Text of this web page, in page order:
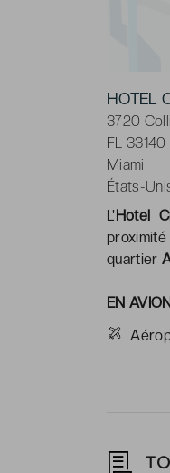
HOTEL
3720
FL 33140
Miami
États-
L'Hotel
quartier
EN